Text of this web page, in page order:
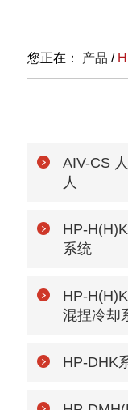
您正在： 产品 /
AIV-CS
人
HP-
系统
HP-
混捏冷却
HP-DHK